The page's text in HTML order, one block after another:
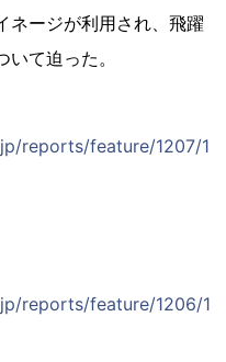
ネージが利用され、飛躍
て迫った。
reports/feature/1207/1
reports/feature/1206/1